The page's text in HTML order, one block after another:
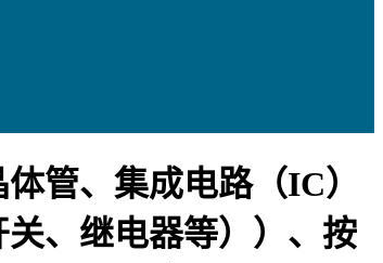
管、集成电路（IC）
、继电器等））、按